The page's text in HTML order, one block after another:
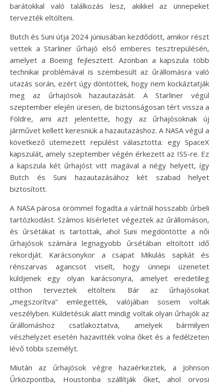
barátokkal való találkozás lesz, akikkel az ünnepeket
tervezték eltölteni.
Butch és Suni útja 2024 júniusában kezdődött, amikor részt
vettek a Starliner űrhajó első emberes tesztrepülésén,
amelyet a Boeing fejlesztett. Azonban a kapszula több
technikai problémával is szembesült az űrállomásra való
utazás során, ezért úgy döntöttek, hogy nem kockáztatják
meg az űrhajósok hazautazását. A Starliner végül
szeptember elején üresen, de biztonságosan tért vissza a
Földre, ami azt jelentette, hogy az űrhajósoknak új
járművet kellett keresniük a hazautazáshoz. A NASA végül a
következő ütemezett repülést választotta: egy SpaceX
kapszulát, amely szeptember végén érkezett az ISS-re. Ez
a kapszula két űrhajóst vitt magával a négy helyett, így
Butch és Suni hazautazásához két szabad helyet
biztosított.
A NASA párosa örömmel fogadta a vártnál hosszabb űrbeli
tartózkodást. Számos kísérletet végeztek az űrállomáson,
és űrsétákat is tartottak, ahol Suni megdöntötte a női
űrhajósok számára legnagyobb űrsétában eltöltött idő
rekordját. Karácsonykor a csapat Mikulás sapkát és
rénszarvas agancsot viselt, hogy ünnepi üzenetet
küldjenek egy olyan karácsonyra, amelyet eredetileg
otthon terveztek eltölteni. Bár az űrhajósokat
„megszorítva” emlegették, valójában sosem voltak
veszélyben. Küldetésük alatt mindig voltak olyan űrhajók az
űrállomáshoz csatlakoztatva, amelyek bármilyen
vészhelyzet esetén hazavitték volna őket és a fedélzeten
lévő többi személyt.
Miután az űrhajósok végre hazaérkeztek, a Johnson
Űrközpontba, Houstonba szállítják őket, ahol orvosi